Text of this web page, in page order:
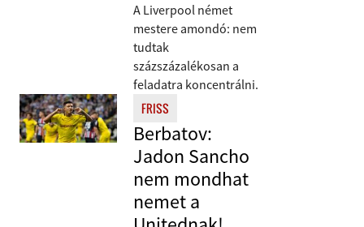
A Liverpool német
mestere amondó: nem
tudtak
százszázalékosan a
feladatra koncentrálni.
FRISS
Berbatov:
Jadon Sancho
nem mondhat
nemet a